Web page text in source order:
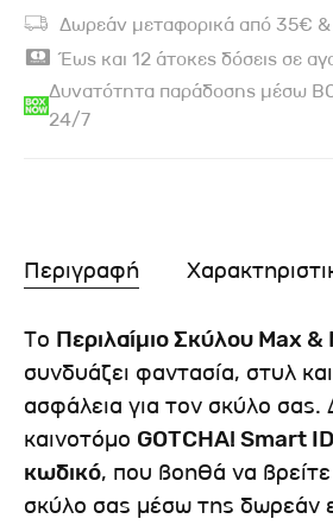
Δωρεάν μεταφορικά από 35€
Έως και 12 άτοκες δόσεις σε
Δυνατότητα παράδοσης μέσω
24/7
Περιγραφή
Το Περιλαίμιο Σκύλου Max
συνδυάζει φαντασία, στυλ
ασφάλεια για τον σκύλο σας.
καινοτόμο GOTCHA! Smart
κωδικό, που βοηθά να
σκύλο σας μέσω της δωρεάν